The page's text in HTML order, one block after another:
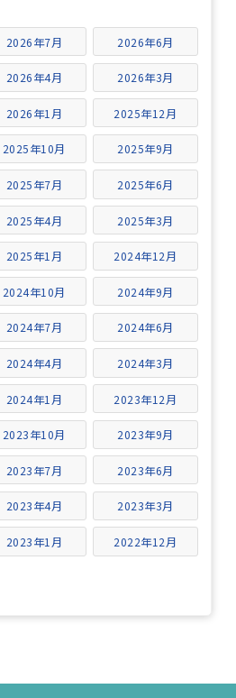
2026年7月 2026年6月
2026年4月 2026年3月
2026年1月 2025年12月
2025年10月 2025年9月
2025年7月 2025年6月
2025年4月 2025年3月
2025年1月 2024年12月
2024年10月 2024年9月
2024年7月 2024年6月
2024年4月 2024年3月
2024年1月 2023年12月
2023年10月 2023年9月
2023年7月 2023年6月
2023年4月 2023年3月
2023年1月 2022年12月